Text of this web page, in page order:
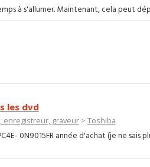
à s'allumer. Maintenant, cela peut
les dvd
enregistreur, graveur> Toshiba
0N9015FR année d'achat (je ne sais